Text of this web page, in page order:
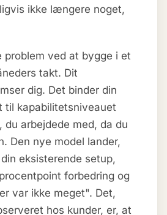
ikke længere noget,
problem ved at bygge i et
takt. Dit
dig. Det binder din
til kapabilitetsniveauet
du arbejdede med, da du
Den nye model lander,
eksisterende setup,
forbedring og
var ikke meget". Det,
hos kunder, er, at